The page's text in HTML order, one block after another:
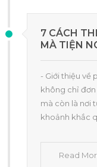
7 CÁCH
MÀ TIỆN
- Giới thiệu về
không chỉ
mà còn là nơi
khoảnh khắc
Read